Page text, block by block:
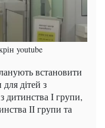
youtube
встановити
дітей з
з дитинства І групи,
ІІ групи та